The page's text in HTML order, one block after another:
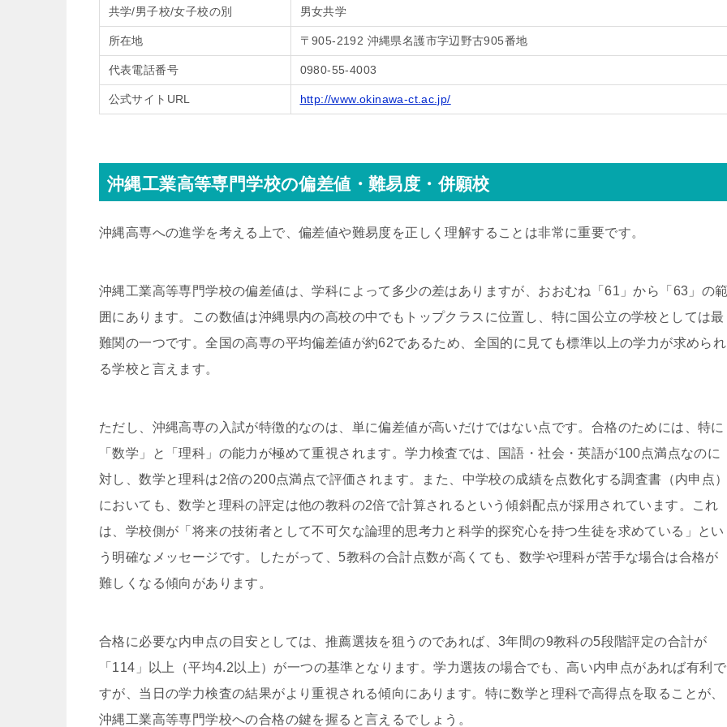
共学/男子校/女子校の別 男女共学
所在地 〒905-2192 沖縄県名護市字辺野古905番地
代表電話番号 0980-55-4003
公式サイトURL http://www.okinawa-ct.ac.jp/
沖縄工業高等専門学校の偏差値・難易度・併願校
沖縄高専への進学を考える上で、偏差値や難易度を正しく理解することは非常に重要です。
沖縄工業高等専門学校の偏差値は、学科によって多少の差はありますが、おおむね「61」から「63」の
囲にあります。この数値は沖縄県内の高校の中でもトップクラスに位置し、特に国公立の学校としては最
難関の一つです。全国の高専の平均偏差値が約62であるため、全国的に見ても標準以上の学力が求められ
る学校と言えます。
ただし、沖縄高専の入試が特徴的なのは、単に偏差値が高いだけではない点です。合格のためには、特に
「数学」と「理科」の能力が極めて重視されます。学力検査では、国語・社会・英語が100点満点なのに
対し、数学と理科は2倍の200点満点で評価されます。また、中学校の成績を点数化する調査書（内申点
においても、数学と理科の評定は他の教科の2倍で計算されるという傾斜配点が採用されています。これ
は、学校側が「将来の技術者として不可欠な論理的思考力と科学的探究心を持つ生徒を求めている」とい
う明確なメッセージです。したがって、5教科の合計点数が高くても、数学や理科が苦手な場合は合格が
難しくなる傾向があります。
合格に必要な内申点の目安としては、推薦選抜を狙うのであれば、3年間の9教科の5段階評定の合計が
「114」以上（平均4.2以上）が一つの基準となります。学力選抜の場合でも、高い内申点があれば有利で
すが、当日の学力検査の結果がより重視される傾向にあります。特に数学と理科で高得点を取ることが、
沖縄工業高等専門学校への合格の鍵を握ると言えるでしょう。